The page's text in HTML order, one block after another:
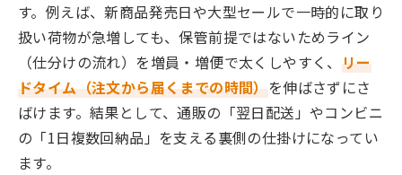
す。例えば、新商品発売日や大型セールで一時的に取り
扱い荷物が急増しても、保管前提ではないためライン
（仕分けの流れ）を増員・増便で太くしやすく、 リー
ドタイム（注文から届くまでの時間）を伸ばさずにさ
ばけます。結果として、通販の「翌日配送」やコンビニ
の「1日複数回納品」を支える裏側の仕掛けになってい
ます。